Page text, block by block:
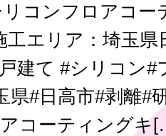
コンフロアコー
工エリア：埼玉県
建て #シリコン#
県#日高市#剥離#
コーティングキ